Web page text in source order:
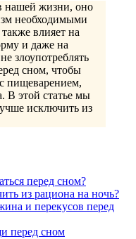
нашей жизни, оно
необходимыми
влияет на
и даже на
злоупотреблять
сном, чтобы
пищеварением,
В этой статье мы
исключить из
перед сном?
из рациона на ночь?
и перекусов перед
перед сном